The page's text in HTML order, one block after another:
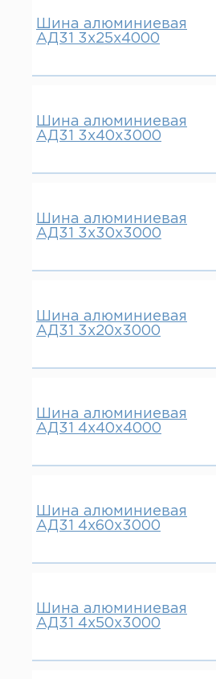
Шина алюминиевая
АД31 3х25х4000
Шина алюминиевая
АД31 3х40х3000
Шина алюминиевая
АД31 3х30х3000
Шина алюминиевая
АД31 3х20х3000
Шина алюминиевая
АД31 4х40х4000
Шина алюминиевая
АД31 4х60х3000
Шина алюминиевая
АД31 4х50х3000